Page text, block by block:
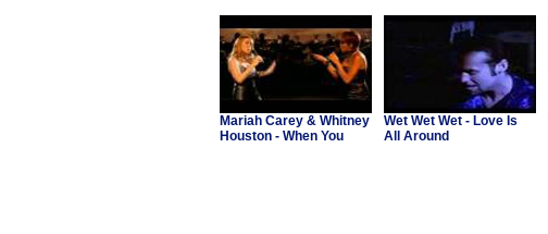
Mariah Carey & Whitney
Houston - When You
Wet Wet Wet - Love Is
All Around